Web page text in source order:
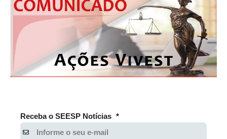
FOTOS
PUBLICAÇÕES
PUBLICIDADE
MANUAL DE REDAÇÃO
CADASTRO
Receba o SEESP Notícias *